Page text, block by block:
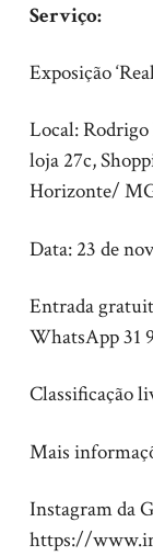
Serviço:
Exposição
Local: Rodrigo
loja 27c,
Horizonte/
Data: 23 de
Entrada
WhatsApp 31
Classificação
Mais
Instagram da
https://